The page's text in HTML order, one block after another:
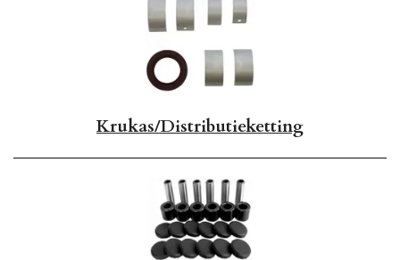
Krukas/Distributieketting